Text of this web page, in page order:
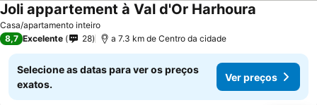
Casa/apartamento inteiro
Joli appartement à Val d'Or Harhoura
8,7 Excelente 28 a 7.3 km de Centro da cidade
Selecione as datas para ver os preços
exatos.
Ver preços